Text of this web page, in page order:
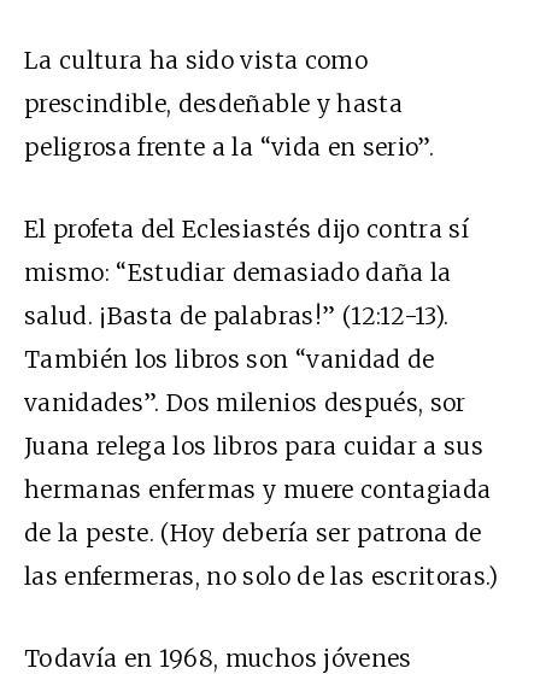
La cultura ha sido vista como
prescindible, desdeñable y hasta
peligrosa frente a la “vida en serio”.
El profeta del Eclesiastés dijo contra sí
mismo: “Estudiar demasiado daña la
salud. ¡Basta de palabras!” (12:12-13).
También los libros son “vanidad de
vanidades”. Dos milenios después, sor
Juana relega los libros para cuidar a sus
hermanas enfermas y muere contagiada
de la peste. (Hoy debería ser patrona de
las enfermeras, no solo de las escritoras.)
Todavía en 1968, muchos jóvenes